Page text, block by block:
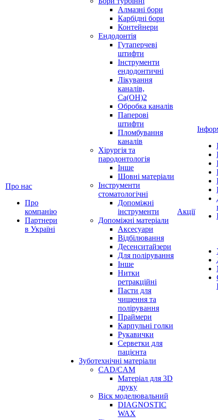
Про нас
Про
компанію
Партнери
в Україні
Алмазні бори
Карбідні бори
Контейнери
Ендодонтія
Гутаперчеві
штифти
Інструменти
ендодонтичні
Лікування
каналів,
Ca(OH)2
Обробка каналів
Паперові
штифти
Пломбування
каналів
Хірургія та
пародонтологія
Інше
Шовні матеріали
Інструменти
стоматологічні
Допоміжні
інструменти
Допоміжні матеріали
Аксесуари
Відбілювання
Десенситайзери
Для полірування
Інше
Нитки
ретракційні
Пасти для
чищення та
полірування
Праймери
Карпульні голки
Рукавички
Серветки для
пацієнта
Зуботехнічні матеріали
CAD/CAM
Матеріал для 3D
друку
Віск моделювальний
DIAGNOSTIC
WAX
Акції